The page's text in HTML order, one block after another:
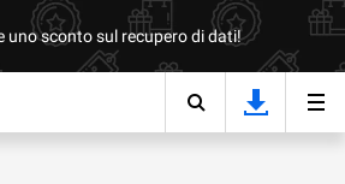
uno sconto sul recupero di dati!